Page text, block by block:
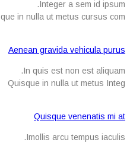
Integer a sem id ipsum.
in nulla ut metus cursus com
Aenean gravida vehicula purus
In quis est non est aliquam.
Quisque in nulla ut metus Integ
Quisque venenatis mi at
Imollis arcu tempus iaculis.